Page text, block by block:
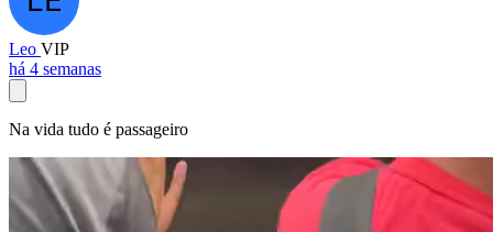
Leo VIP
há 4 semanas
Na vida tudo é passageiro